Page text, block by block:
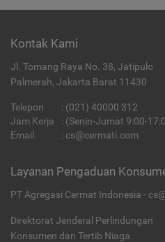
Kontak Kami
Jl. Tomang Raya No. 38, Jatipulo
Palmerah, Jakarta Barat 11430
Telepon : (021) 40000 312
Jam Kerja
: (Senin-Jumat 9:00-
Email
: cs@cermati.com
Layanan Pengaduan
PT Agregasi Cermat Indonesia -
Direktorat Jenderal Perlindungan
Konsumen dan Tertib Niaga